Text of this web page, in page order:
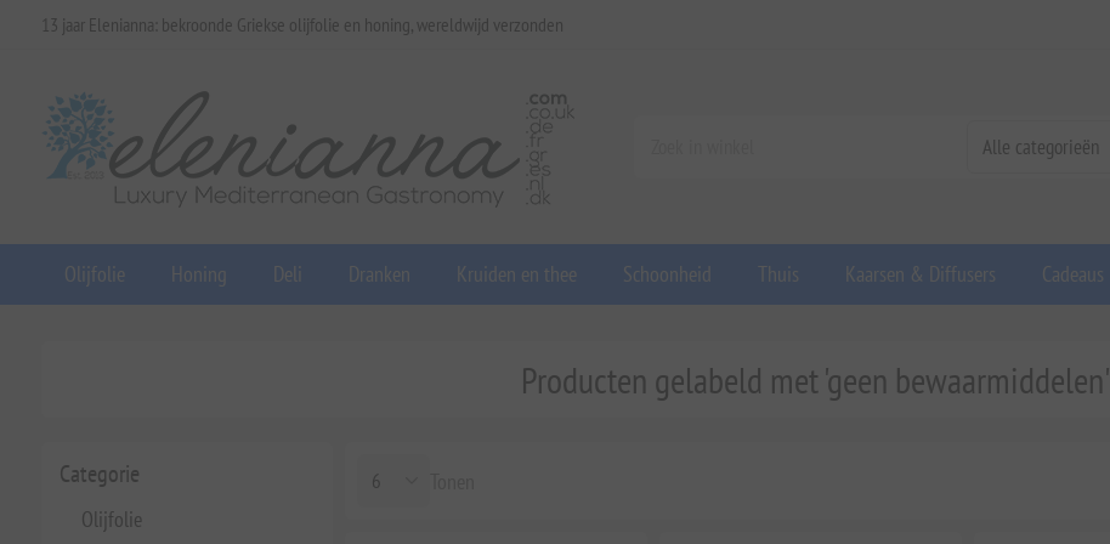
13 jaar Elenianna: bekroonde Griekse olijfolie en honing, wereldwijd verzonden
Olijfolie Honing Deli Dranken Kruiden en thee Schoonheid Thuis Kaarsen & Diffusers Cadeaus
Categorie
Olijfolie
Producten gelabeld met 'geen bewaarmiddelen'